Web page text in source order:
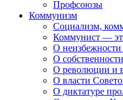
Профсоюзы
Коммунизм
Социализм,
Коммунист —
О неизбежности
О собственности
О революции и
О власти
О диктатуре